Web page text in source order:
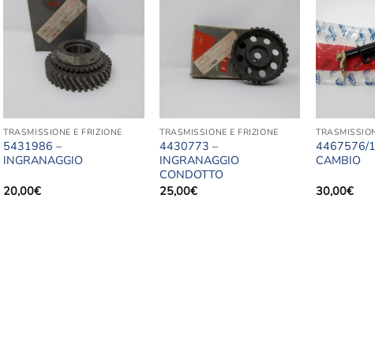
desideri
TRASMISSIONE E FRIZIONE
5431986 –
INGRANAGGIO
20,00€
alla lista
dei
desideri
TRASMISSIONE E FRIZIONE
4430773 –
INGRANAGGIO
CONDOTTO
25,00€
4467576/
CAMBIO
30,00€